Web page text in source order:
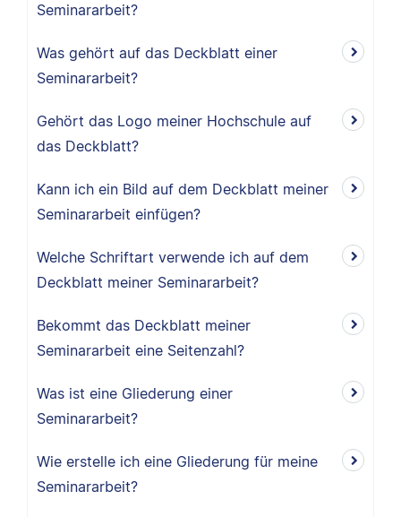
Seminararbeit?
Was gehört auf das Deckblatt einer
Seminararbeit?
Gehört das Logo meiner Hochschule auf
das Deckblatt?
Kann ich ein Bild auf dem Deckblatt meiner
Seminararbeit einfügen?
Welche Schriftart verwende ich auf dem
Deckblatt meiner Seminararbeit?
Bekommt das Deckblatt meiner
Seminararbeit eine Seitenzahl?
Was ist eine Gliederung einer
Seminararbeit?
Wie erstelle ich eine Gliederung für meine
Seminararbeit?